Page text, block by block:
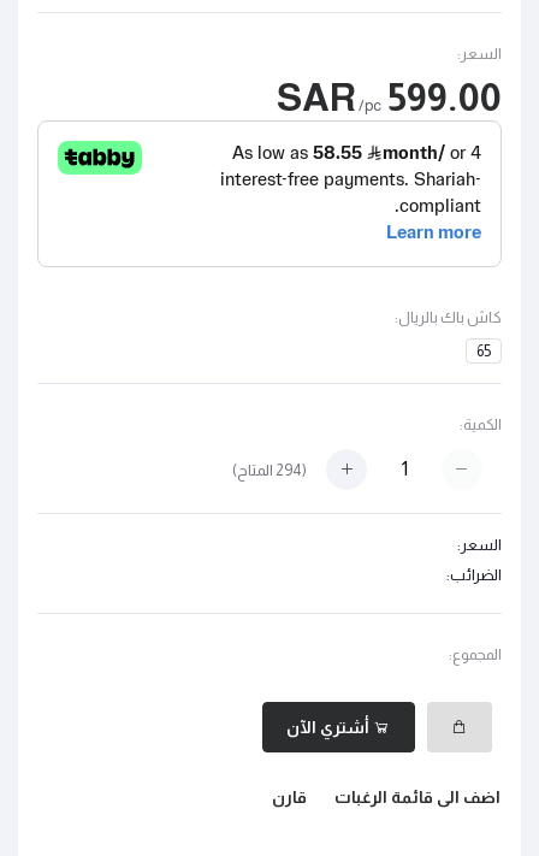
السعر:
599.00 SAR
/pc
كاش باك بالريال:
65
الكمية:
(
294 المتاح)
السعر:
الضرائب:
المجموع:
أشتري الآن
اضف الى قائمة الرغبات قارن